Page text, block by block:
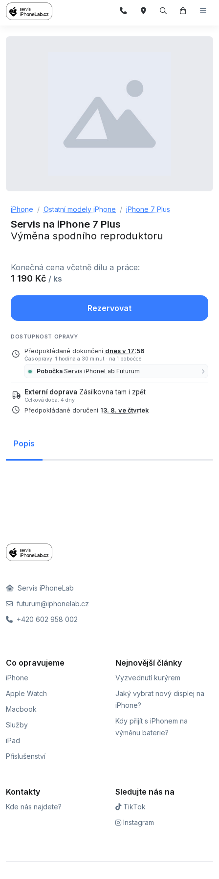
iPhone Ostatní modely iPhone iPhone 7 Plus
Servis na iPhone 7 Plus
Výměna spodního reproduktoru
Konečná cena včetně dílu a práce:
1 190 Kč / ks
Rezervovat
DOSTUPNOST OPRAVY
Předpokládané dokončení dnes v 17:56
Čas opravy: 1 hodina a 30 minut · na 1 pobočce
Pobočka Servis iPhoneLab Futurum
Externí doprava Zásilkovna tam i zpět
Celková doba: 4 dny
Předpokládané doručení 13. 8. ve čtvrtek
Popis
Servis iPhoneLab
futurum@iphonelab.cz
+420 602 958 002
Co opravujeme
iPhone
Apple Watch
Macbook
Služby
iPad
Příslušenství
Nejnovější články
Vyzvednutí kurýrem
Jaký vybrat nový displej na
iPhone?
Kdy přijít s iPhonem na
výměnu baterie?
Kontakty
Kde nás najdete?
Sledujte nás na
TikTok
Instagram